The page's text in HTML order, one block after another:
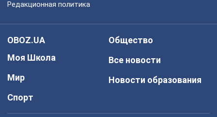
Редакционная политика
OBOZ.UA
Моя Школа
Мир
Спорт
Общество
Все новости
Новости образования